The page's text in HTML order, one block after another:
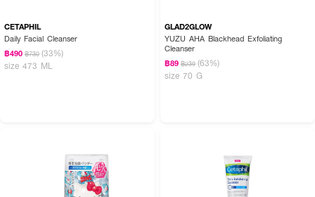
CETAPHIL
Daily Facial Cleanser
฿490 ฿730 (33%)
size 473 ML
GLAD2GLOW
YUZU AHA Blackhead Exfoliating
Cleanser
฿89 ฿239 (63%)
size 70 G